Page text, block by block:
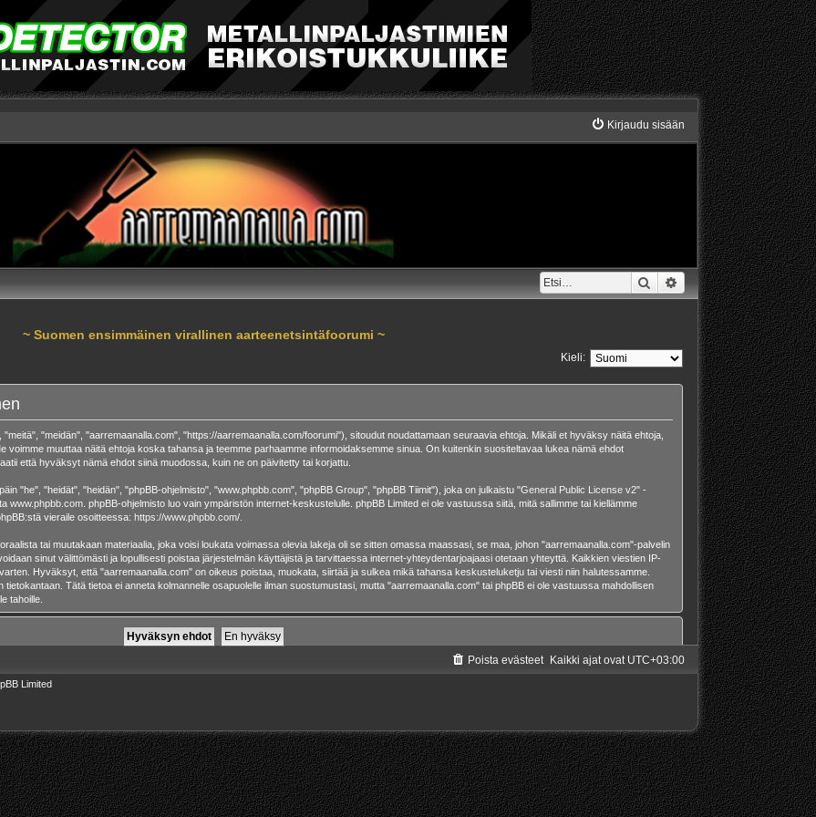
Kirjaudu sisään
Etsi Tarkennettu haku
~ Suomen ensimmäinen virallinen aarteenetsintäfoorumi ~
Kieli:
"meidän", "aarremaanalla.com", "https://aarremaanalla.com/foorumi"), sitoudut noudattamaan seuraavia ehtoja. Mikäli et hyväksy näitä ehtoja,
voimme muuttaa näitä ehtoja koska tahansa ja teemme parhaamme informoidaksemme sinua. On kuitenkin suositeltavaa lukea nämä ehdot
että hyväksyt nämä ehdot siinä muodossa, kuin ne on päivitetty tai korjattu.
"he", "heidät", "heidän", "phpBB-ohjelmisto", "www.phpbb.com", "phpBB Group", "phpBB Tiimit"), joka on julkaistu "General Public License v2" -
www.phpbb.com. phpBB-ohjelmisto luo vain ympäristön internet-keskustelulle. phpBB Limited ei ole vastuussa siitä, mitä sallimme tai kiellämme
vieraile osoitteessa: https://www.phpbb.com/.
tai muutakaan materiaalia, joka voisi loukata voimassa olevia lakeja oli se sitten omassa maassasi, se maa, johon "aarremaanalla.com"-palvelin
sinut välittömästi ja lopullisesti poistaa järjestelmän käyttäjistä ja tarvittaessa internet-yhteydentarjoajaasi otetaan yhteyttä. Kaikkien viestien IP-
Hyväksyt, että "aarremaanalla.com" on oikeus poistaa, muokata, siirtää ja sulkea mikä tahansa keskusteluketju tai viesti niin halutessamme.
Tätä tietoa ei anneta kolmannelle osapuolelle ilman suostumustasi, mutta "aarremaanalla.com" tai phpBB ei ole vastuussa mahdollisen
tahoille.
Kaikki ajat ovat UTC+03:00
Poista evästeet
Limited